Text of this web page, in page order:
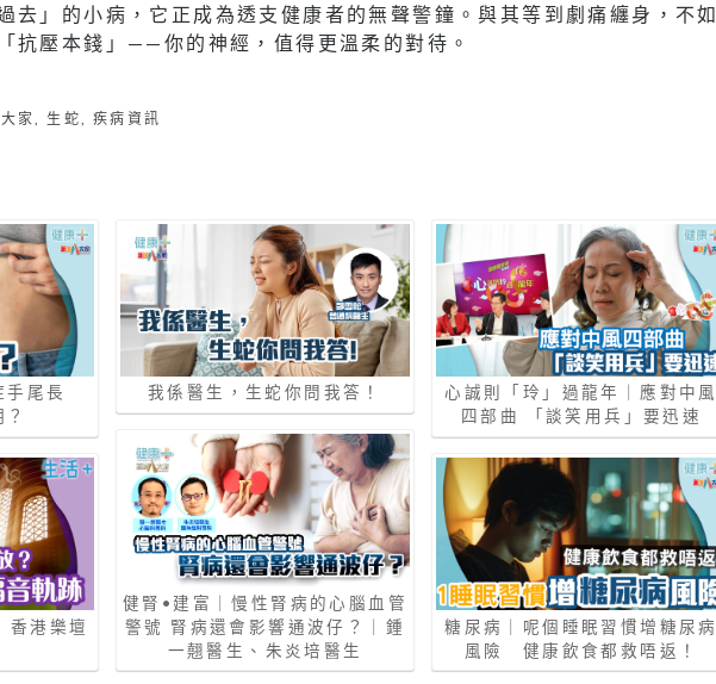
去」的小病，它正成為透支健康者的無聲警鐘。與其等到劇痛纏身，不如
抗壓本錢」——你的神經，值得更溫柔的對待。
家, 生蛇, 疾病資訊
手尾長
香港樂壇
我係醫生，生蛇你問我答！
健腎•建富｜慢性腎病的心腦血管
警號 腎病還會影響通波仔？｜鍾
一翹醫生、朱炎培醫生
心誠則「玲」過龍年｜應對中風
四部曲 「談笑⽤兵」要迅速
糖尿病｜呢個睡眠習慣增糖尿病
風險 健康飲食都救唔返！